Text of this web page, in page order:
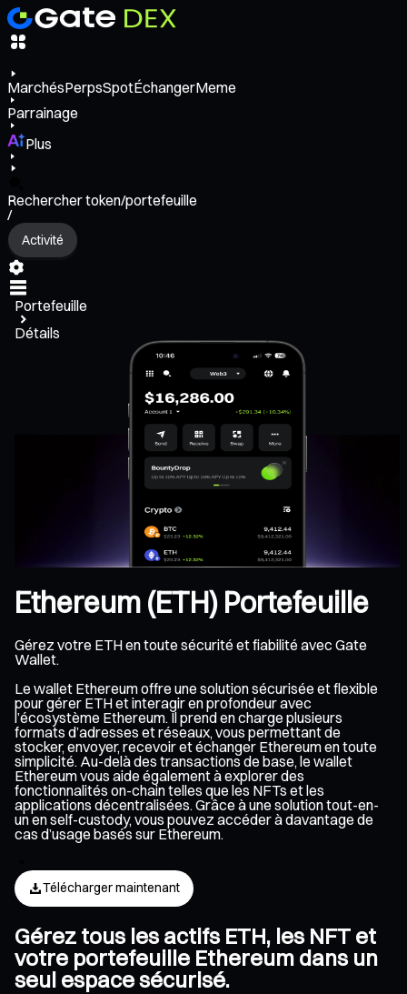
MarchésPerpsSpotÉchangerMeme
Parrainage
Plus
Rechercher token/portefeuille
/
Activité
Portefeuille
Détails
Ethereum (ETH) Portefeuille
Gérez votre ETH en toute sécurité et fiabilité avec Gate
Wallet.
Le wallet Ethereum offre une solution sécurisée et flexible
pour gérer ETH et interagir en profondeur avec
l’écosystème Ethereum. Il prend en charge plusieurs
formats d’adresses et réseaux, vous permettant de
stocker, envoyer, recevoir et échanger Ethereum en toute
simplicité. Au-delà des transactions de base, le wallet
Ethereum vous aide également à explorer des
fonctionnalités on-chain telles que les NFTs et les
applications décentralisées. Grâce à une solution tout-en-
un en self-custody, vous pouvez accéder à davantage de
cas d’usage basés sur Ethereum.
Télécharger maintenant
Gérez tous les actifs ETH, les NFT et
votre portefeuille Ethereum dans un
seul espace sécurisé.